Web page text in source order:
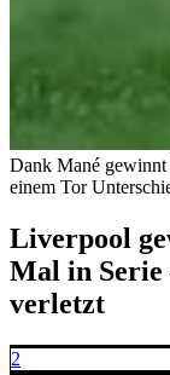
Dank Mané
einem Tor
Liverpool
Mal in Serie
verletzt
2